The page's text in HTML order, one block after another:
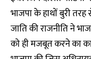
भाजपा के हाथों बुरी
जाति की राजनीति ने
को ही मजबूत करने का